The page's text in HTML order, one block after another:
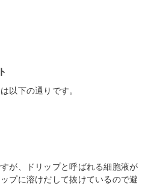
以下の通りです。
が、ドリップと呼ばれる細胞液が
プに溶けだして抜けているので避